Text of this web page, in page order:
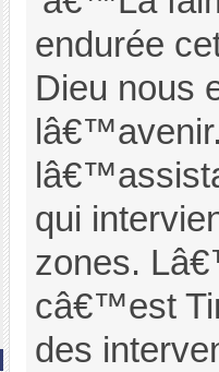
endurée
Dieu nous
qui
zones.
câ€™est
des